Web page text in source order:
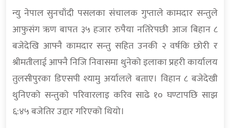
न्यु नेपाल सुनचाँदी पसलका संचालक गुप्ताले कामदार सन्तुले
आफुसंग ऋण बापत ३५ हजार रुपैया नतिरेपछी आज बिहान ८
बजेदेखि आफ्नै कामदार सन्तु सहित उनकी २ वर्षकि छोरी र
श्रीमतीलाई आफ्नै निजि निवासमा थुनेको इलाका प्रहरी कार्यालय
तुलसीपुरका डिएसपी श्यामु अर्यालले बताए। विहान ८ बजेदेखी
थुनिएको सन्तुको परिवारलाइ करिव साढे १० घण्टापछि साझ
६:४५ बजेतिर उद्दार गरिएको थियो।